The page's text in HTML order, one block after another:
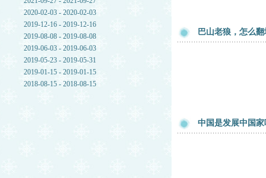
2020-02-03 - 2020-02-03
2019-12-16 - 2019-12-16
2019-08-08 - 2019-08-08
2019-06-03 - 2019-06-03
2019-05-23 - 2019-05-31
2019-01-15 - 2019-01-15
2018-08-15 - 2018-08-15
巴山老狼，怎么
中国是发展中国家